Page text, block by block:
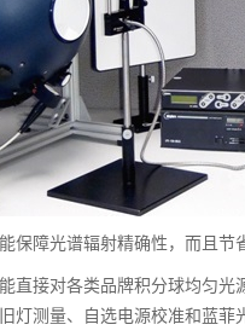
保障光谱辐射精确性，而且节
直接对各类品牌积分球均匀
灯测量、自选电源校准和蓝菲